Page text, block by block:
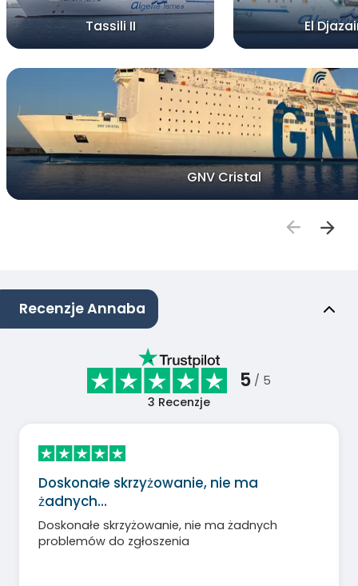
Tassili II El
GNV Cristal
Recenzje Annaba
5 / 5
3 Recenzje
Doskonałe skrzyżowanie, nie ma
żadnych…
Doskonałe skrzyżowanie, nie ma żadnych
problemów do zgłoszenia